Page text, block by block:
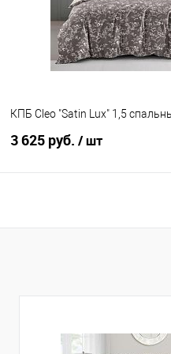
КПБ Cleo "Satin Lux" 1,5
3 625 руб. / шт